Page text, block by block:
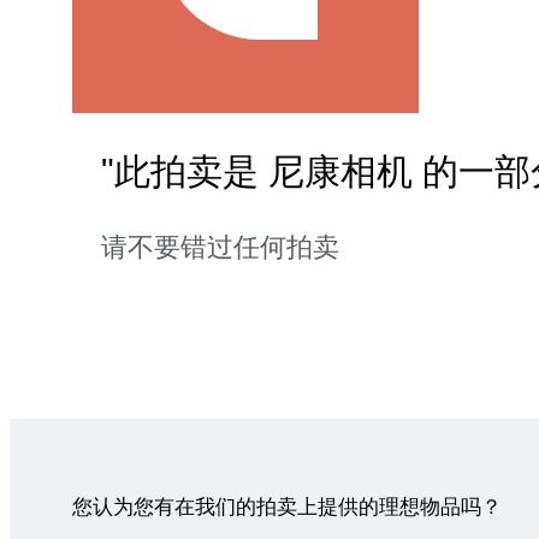
"此拍卖是 尼康相机 的一
请不要错过任何拍卖
您认为您有在我们的拍卖上提供的理想物品吗？